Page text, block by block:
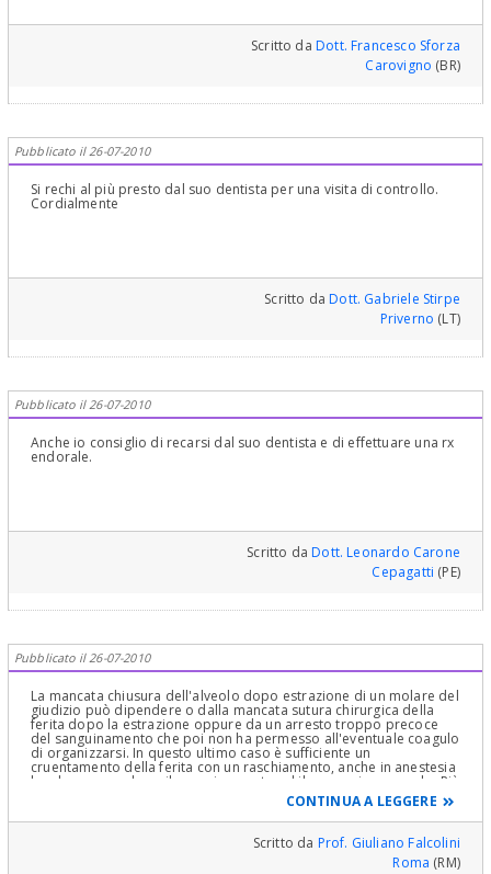
Scritto daDott. Francesco Sforza
Carovigno (BR)
Pubblicato il 26-07-2010
Si rechi al più presto dal suo dentista per una visita di controllo.
Cordialmente
Scritto daDott. Gabriele Stirpe
Priverno (LT)
Pubblicato il 26-07-2010
Anche io consiglio di recarsi dal suo dentista e di effettuare una rx
endorale.
Scritto daDott. Leonardo Carone
Cepagatti (PE)
Pubblicato il 26-07-2010
La mancata chiusura dell'alveolo dopo estrazione di un molare del
giudizio può dipendere o dalla mancata sutura chirurgica della
ferita dopo la estrazione oppure da un arresto troppo precoce
del sanguinamento che poi non ha permesso all'eventuale coagulo
di organizzarsi. In questo ultimo caso è sufficiente un
cruentamento della ferita con un raschiamento, anche in anestesia
locale, per produrre il sanguinamento ed il successivo coagulo. Più
preoccupante è la presenza di un bordo osseo al fondo della
ferita: potrebbe trattarsi di un sequestro osseo, ossia di una
porzione di osso staccata dal contesto, ed è necessario
asportarlo, oppure di un bordo rimasto scoperto per le ragioni
sopra esposte, ed in questo caso si deve procede come sopra per
CONTINUA A LEGGERE
Scritto da Prof. Giuliano Falcolini
Roma (RM)